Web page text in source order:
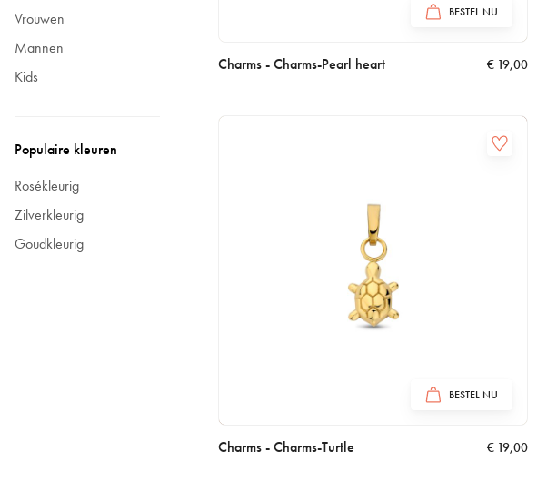
Vrouwen
Mannen
Kids
Populaire kleuren
Rosékleurig
Zilverkleurig
Goudkleurig
BESTEL NU
Charms - Charms-Pearl heart € 19,00
BESTEL NU
Charms - Charms-Turtle € 19,00